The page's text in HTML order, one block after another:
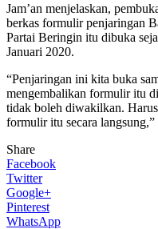
Jam’an menjelaskan,
berkas formulir penjaringan
Partai Beringin itu dibuka
Januari 2020.
“Penjaringan ini kita buka
mengembalikan formulir itu
tidak boleh diwakilkan.
formulir itu secara langsung,”
Share
Facebook
Twitter
Google+
Pinterest
WhatsApp